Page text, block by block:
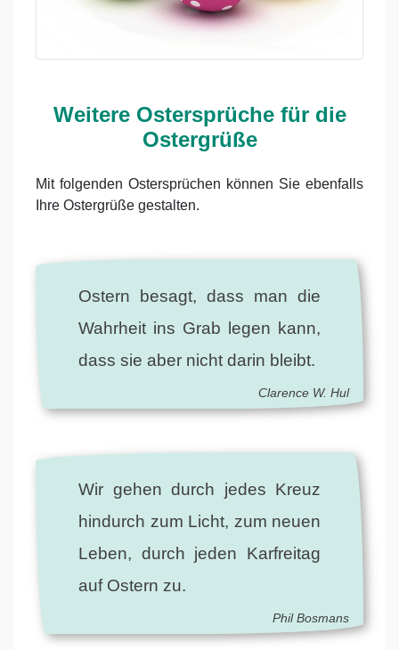
Weitere Ostersprüche für die
Ostergrüße
Mit folgenden Ostersprüchen können Sie ebenfalls
Ihre Ostergrüße gestalten.
Ostern besagt, dass man die
Wahrheit ins Grab legen kann,
dass sie aber nicht darin bleibt.
Clarence W. Hul
Wir gehen durch jedes Kreuz
hindurch zum Licht, zum neuen
Leben, durch jeden Karfreitag
auf Ostern zu.
Phil Bosmans